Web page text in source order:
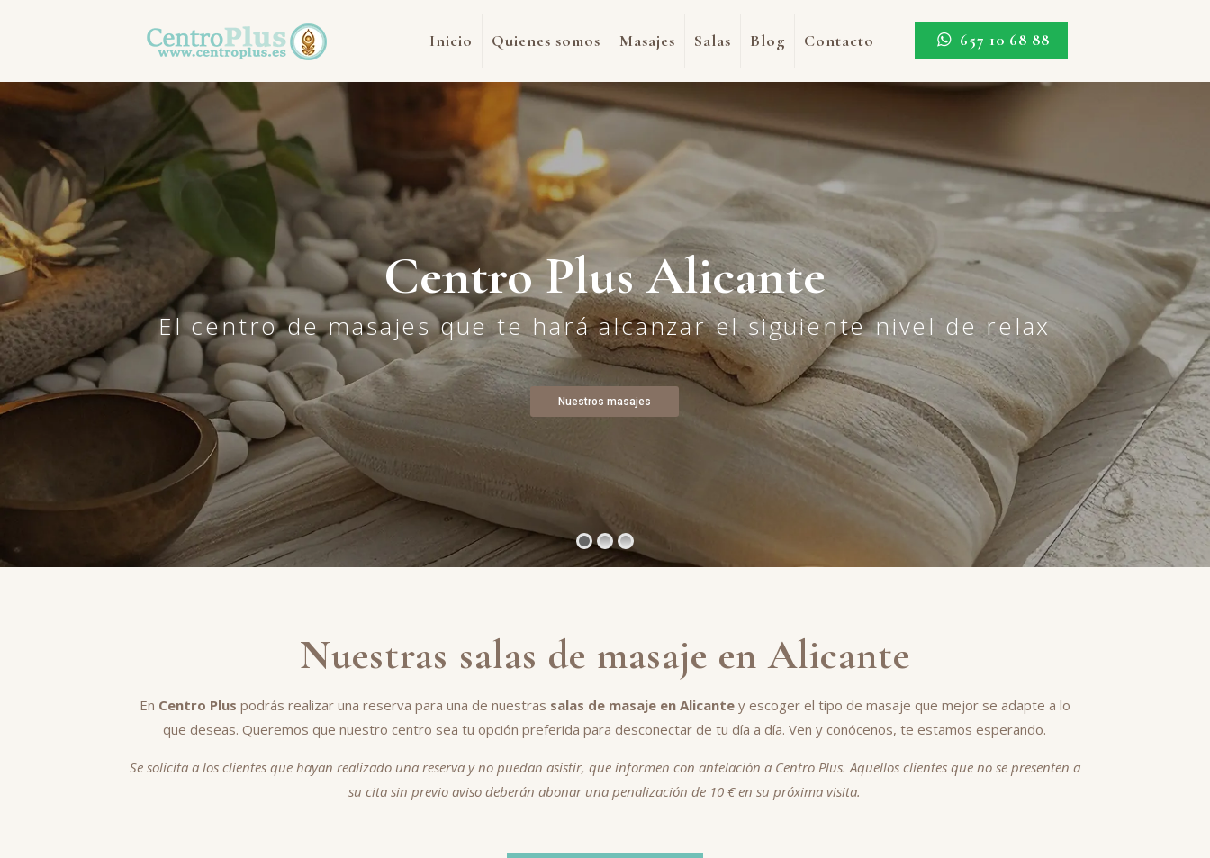
Inicio Quienes somos Masajes Salas Blog Contacto 657 10 68 88
Centro Plus Alicante
El centro de masajes que te hará alcanzar el siguiente nivel de relax
Nuestros masajes
Nuestras salas de masaje en Alicante
En Centro Plus podrás realizar una reserva para una de nuestras salas de masaje en Alicantey escoger el tipo de masaje que mejor se adapte a lo
que deseas. Queremos que nuestro centro sea tu opción preferida para desconectar de tu día a día. Ven y conócenos, te estamos esperando.
Se solicita a los clientes que hayan realizado una reserva y no puedan asistir, que informen con antelación a Centro Plus. Aquellos clientes que no se presenten a
su cita sin previo aviso deberán abonar una penalización de 10 € en su próxima visita.